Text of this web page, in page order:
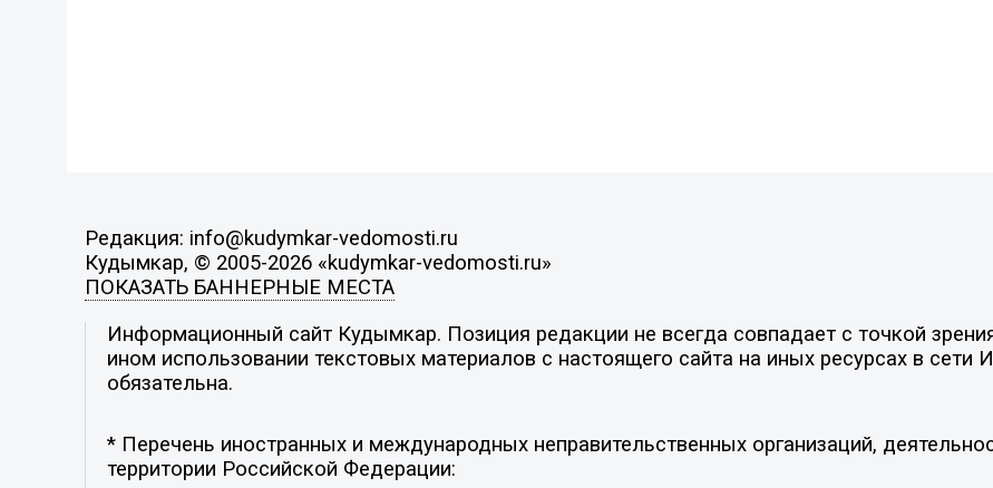
Редакция: info@kudymkar-vedomosti.ru
Кудымкар, © 2005-2026 «kudymkar-vedomosti.ru»
ПОКАЗАТЬ БАННЕРНЫЕ МЕСТА
Информационный сайт Кудымкар. Позиция редакции не всегда совпадает с точкой
ином использовании текстовых материалов с настоящего сайта на иных ресурсах в сети
обязательна.
* Перечень иностранных и международных неправительственных организаций,
территории Российской Федерации: